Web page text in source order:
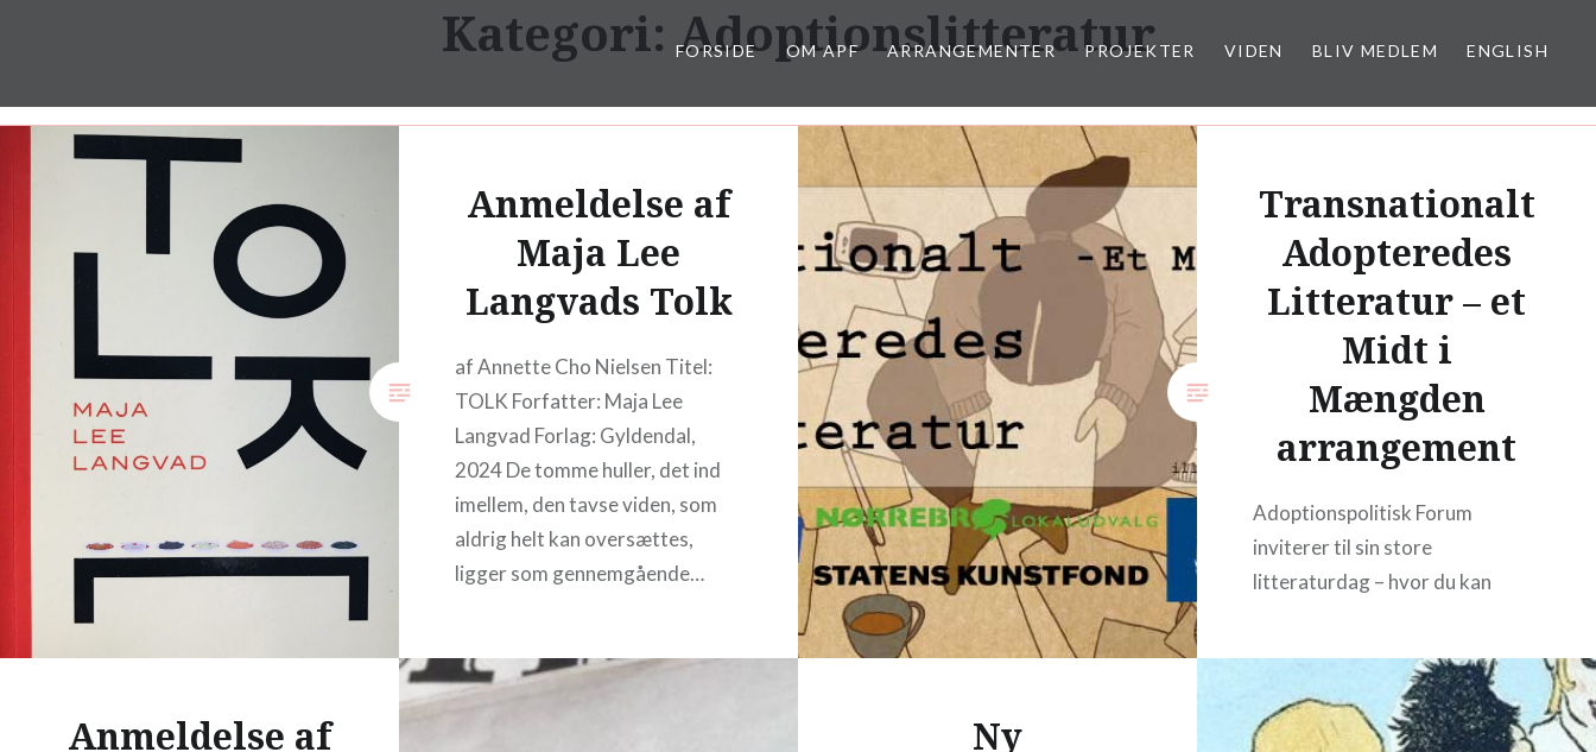
FORSIDE OM APF ARRANGEMENTER PROJEKTER VIDEN BLIV MEDLEM ENGLISH
Kategori:Adoptionslitteratur
Anmeldelse af
Maja Lee
Langvads Tolk
af Annette Cho Nielsen Titel:
TOLK Forfatter: Maja Lee
Langvad Forlag: Gyldendal,
2024 De tomme huller, det ind
imellem, den tavse viden, som
aldrig helt kan oversættes,
ligger som gennemgående…
READ MORE
Transnationalt
Adopteredes
Litteratur – et
Midt i
Mængden
arrangement
Adoptionspolitisk Forum
inviterer til sin store
litteraturdag – hvor du kan
dramatikere der findes i
Skandinavien i dag.
Anmeldelse af
Ny